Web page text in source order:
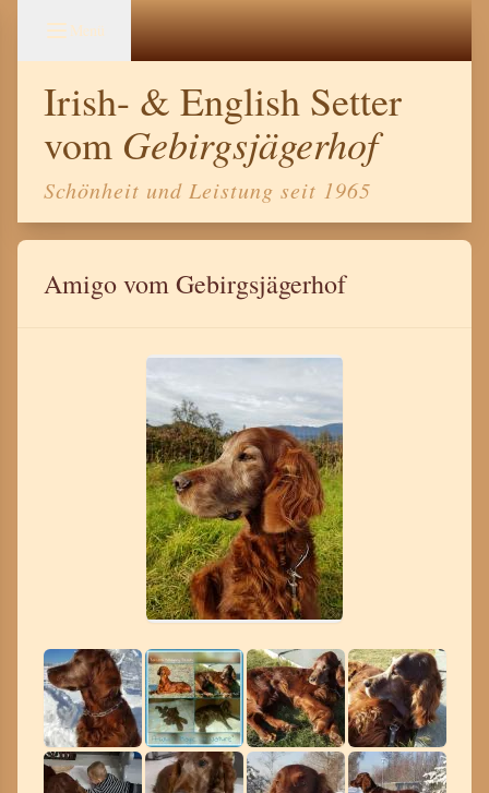
Menü
Irish- & English Setter
vom Gebirgsjägerhof
Schönheit und Leistung seit 1965
Amigo vom Gebirgsjägerhof